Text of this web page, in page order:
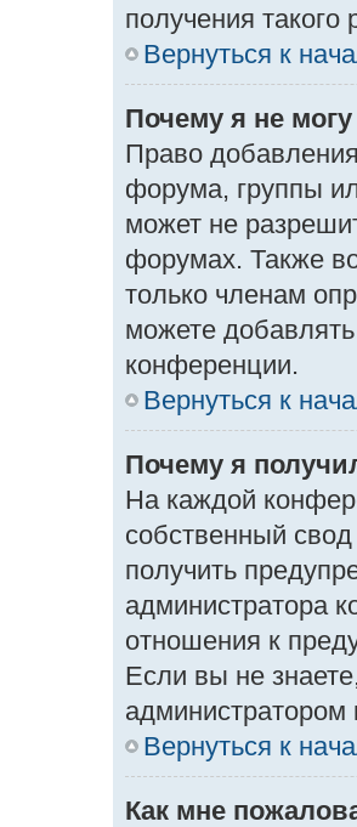
получения такого
Вернуться к
Почему я не
Право
форума, группы
может не
форумах. Также
только членам
можете
конференции.
Вернуться к
Почему я
На каждой
собственный
получить
администратора
отношения к
Если вы не
Вернуться к
Как мне